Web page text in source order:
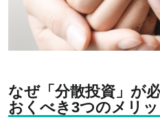
なぜ「分散投資」が
おくべき3つのメリッ